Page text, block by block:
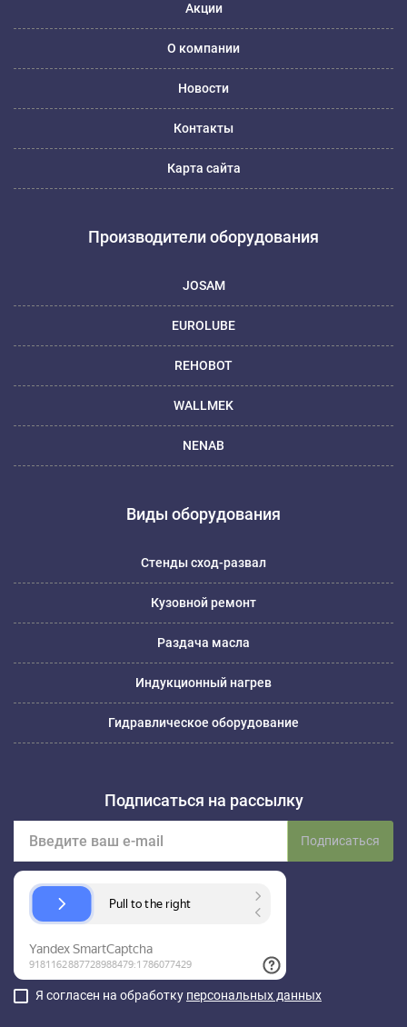
Акции
О компании
Новости
Контакты
Карта сайта
Производители оборудования
JOSAM
EUROLUBE
REHOBOT
WALLMEK
NENAB
Виды оборудования
Стенды сход-развал
Кузовной ремонт
Раздача масла
Индукционный нагрев
Гидравлическое оборудование
Подписаться на рассылку
Подписаться
Я согласен на обработку персональных данных